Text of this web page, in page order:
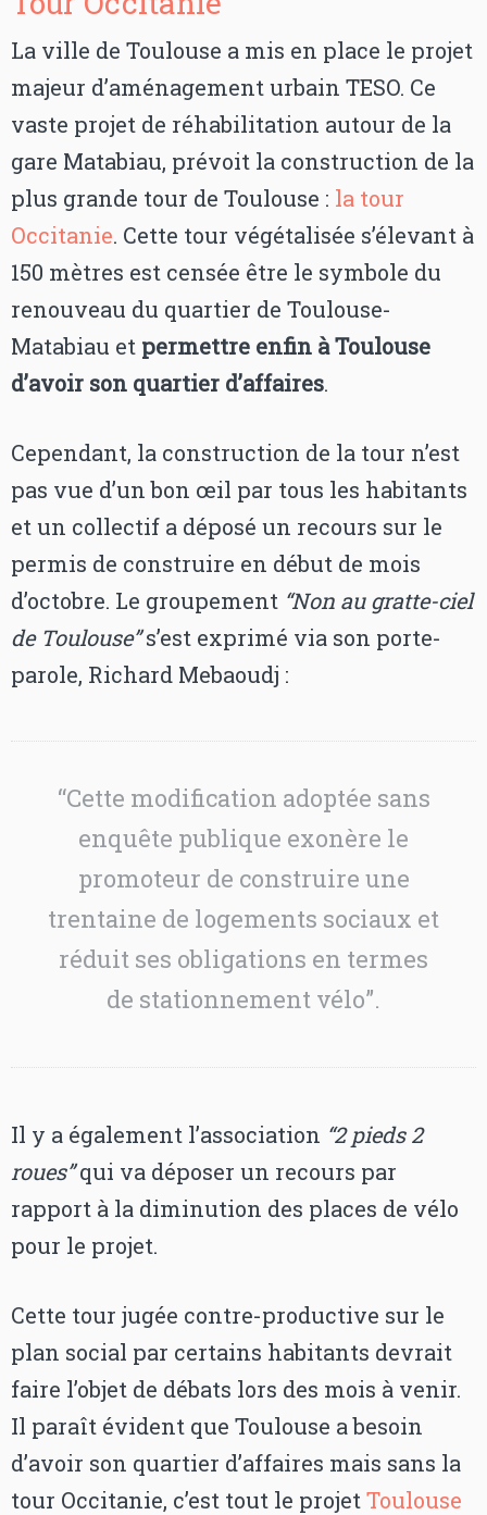
La ville de Toulouse a mis en place le projet
majeur d’aménagement urbain TESO. Ce
vaste projet de réhabilitation autour de la
gare Matabiau, prévoit la construction de la
plus grande tour de Toulouse : la tour
Occitanie. Cette tour végétalisée s’élevant à
150 mètres est censée être le symbole du
renouveau du quartier de Toulouse-
Matabiau et permettre enfin à Toulouse
d’avoir son quartier d’affaires.
Cependant, la construction de la tour n’est
pas vue d’un bon œil par tous les habitants
et un collectif a déposé un recours sur le
permis de construire en début de mois
d’octobre. Le groupement “Non au gratte-ciel
de Toulouse”s’est exprimé via son porte-
parole, Richard Mebaoudj :
“Cette modification adoptée sans
enquête publique exonère le
promoteur de construire une
trentaine de logements sociaux et
réduit ses obligations en termes
de stationnement vélo”.
Il y a également l’association “2 pieds 2
roues”qui va déposer un recours par
rapport à la diminution des places de vélo
pour le projet.
Cette tour jugée contre-productive sur le
plan social par certains habitants devrait
faire l’objet de débats lors des mois à venir.
Il paraît évident que Toulouse a besoin
d’avoir son quartier d’affaires mais sans la
tour Occitanie, c’est tout le projetToulouse